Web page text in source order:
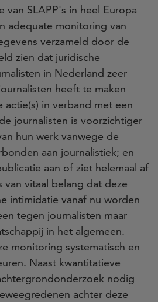
van SLAPP's in heel Europa
adequate monitoring van
verzameld door de
zien dat juridische
in Nederland zeer
heeft te maken
actie(s) in verband met een
journalisten is voorzichtiger
hun werk vanwege de
aan journalistiek; en
aan of ziet helemaal af
van vitaal belang dat deze
intimidatie vanaf nu worden
tegen journalisten maar
in het algemeen.
monitoring systematisch en
Naast kwantitatieve
nodig
achter deze